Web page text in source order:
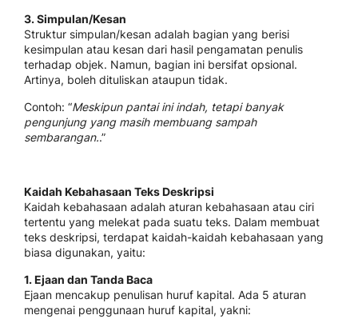
3. Simpulan/Kesan
Struktur simpulan/kesan adalah bagian yang berisi
kesimpulan atau kesan dari hasil pengamatan penulis
terhadap objek. Namun, bagian ini bersifat opsional.
Artinya, boleh dituliskan ataupun tidak.
Contoh: “Meskipun pantai ini indah, tetapi banyak
pengunjung yang masih membuang sampah
sembarangan..”
Kaidah Kebahasaan Teks Deskripsi
Kaidah kebahasaan adalah aturan kebahasaan atau ciri
tertentu yang melekat pada suatu teks. Dalam membuat
teks deskripsi, terdapat kaidah-kaidah kebahasaan yang
biasa digunakan, yaitu:
1. Ejaan dan Tanda Baca
Ejaan mencakup penulisan huruf kapital. Ada 5 aturan
mengenai penggunaan huruf kapital, yakni: